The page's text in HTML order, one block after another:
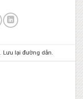
. Lưu lạiđường dẫn.